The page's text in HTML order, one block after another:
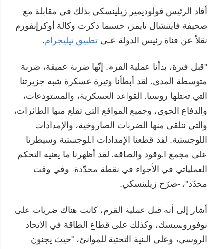
أفاد الرئيس فولوديمير زيلينسكي بذلك في مقابلة مع
صحيفة فايننشال تايمز، حسبما ذكرت وكالة أوكرإنفورم
نقلاً عن قناة رئيس الدولة على تطبيق تيليجرام.
"قبل فترة، بدأنا عملية القرم. إنّها ضربة عميقة، ضربة
متوسطة المدى. لقد أبطأنا وتيرة عسكرة شبه جزيرتنا
التي تحتلها روسيا. القواعد العسكرية، والمستودعات،
والدفاع الجوي، وجميع المواقع التي تقلع منها الطائرات،
والتي نتلقى منها الضربات الصاروخية، والإمدادات
اللوجستية. لقد قطعنا الإمدادات اللوجستية وسيطرنا
على مجمع الوقود والطاقة. لقد أظهرنا ما يعنيه التحكم
العملياتي في الأجواء في نقطة محدّدة، وفي وقت
محدّد"، -صرّح زيلينسكي.
أشار إلى أنه قبل عملية القرم، كانت هناك ضربات على
نوفوروسيسك، وكذلك على قطاع الطاقة في الاتحاد
الروسي، وعلى البنية التحتية للموانئ، "حيث يجنون